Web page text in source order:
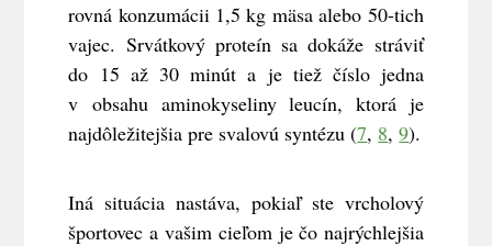
rovná konzumácii 1,5 kg mäsa alebo 50-tich
vajec. Srvátkový proteín sa dokáže stráviť
do 15 až 30 minút a je tiež číslo jedna
v obsahu aminokyseliny leucín, ktorá je
najdôležitejšia pre svalovú syntézu (7, 8,9).
Iná situácia nastáva, pokiaľ ste vrcholový
športovec a vašim cieľom je čo najrýchlejšia